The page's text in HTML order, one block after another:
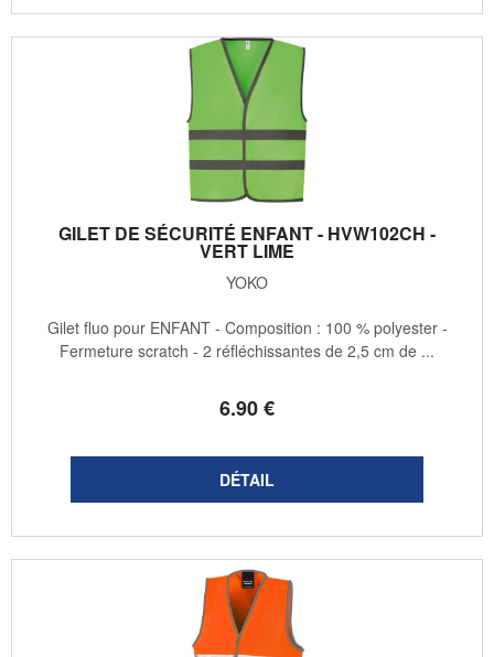
GILET DE SÉCURITÉ ENFANT - HVW102CH -
VERT LIME
YOKO
6.90€
Gilet fluo pour ENFANT - Composition : 100 % polyester -
Fermeture scratch - 2 réfléchissantes de 2,5 cm de ...